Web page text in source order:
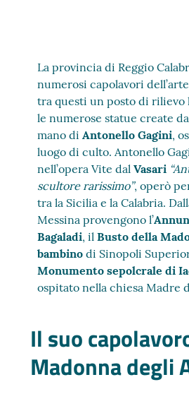
La provincia di Reggio
numerosi capolavori
tra questi un posto di rilievo
le numerose statue create
mano diAntonello Gagini,
luogo di culto. Antonello
nell’opera Vite dalVasari
scultore rarissimo”, operò
tra la Sicilia e la Calabria.
Messina provengono l’
Bagaladi, ilBusto della
bambino di Sinopoli
Monumento sepolcrale di
ospitato nella chiesa Madre
Il suo
Madonna degli